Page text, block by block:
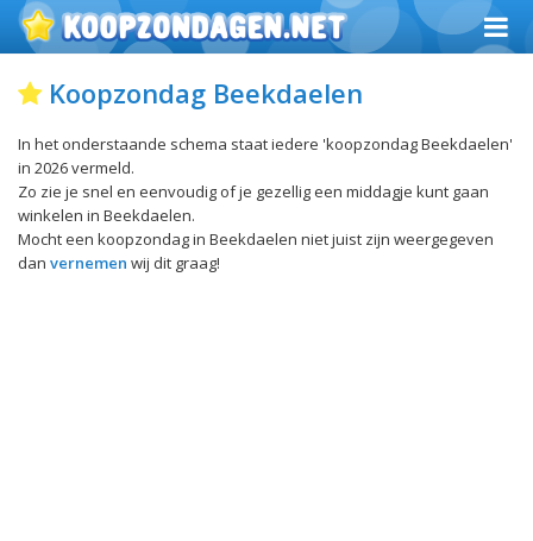
Koopzondag Beekdaelen
In het onderstaande schema staat iedere 'koopzondag Beekdaelen'
in 2026 vermeld.
Zo zie je snel en eenvoudig of je gezellig een middagje kunt gaan
winkelen in Beekdaelen.
Mocht een koopzondag in Beekdaelen niet juist zijn weergegeven
dan vernemen wij dit graag!